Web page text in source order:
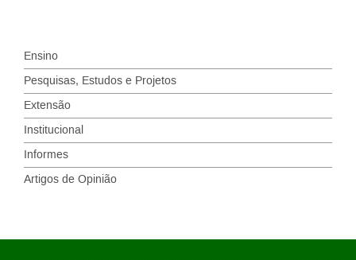
Ensino
Pesquisas, Estudos e Projetos
Extensão
Institucional
Informes
Artigos de Opinião